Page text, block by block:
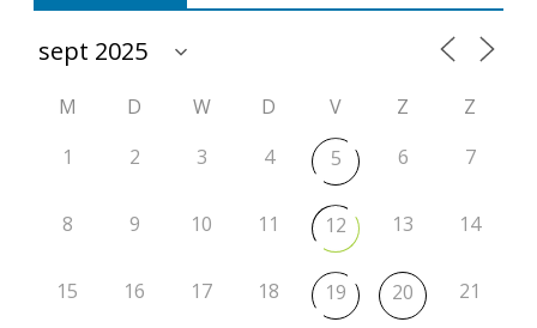
M D W D V Z
Z
1
2 3 4 5 6 7
8 9 10 11 12 13 14
15 16 17 18 19 20 21